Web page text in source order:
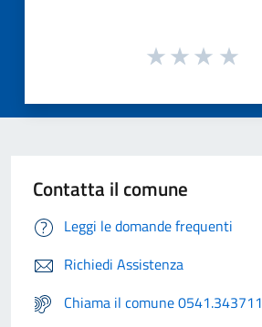
Contatta il comune
Leggi le domande frequenti
Richiedi Assistenza
Chiama il comune 0541.343711